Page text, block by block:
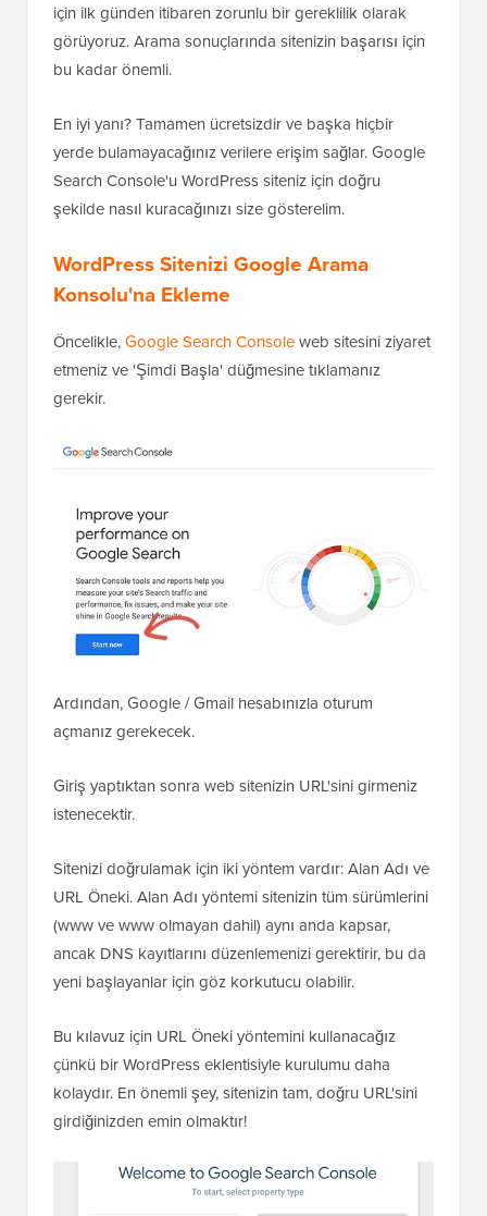
için ilk günden itibaren zorunlu bir gereklilik olarak
görüyoruz. Arama sonuçlarında sitenizin başarısı için
bu kadar önemli.
En iyi yanı? Tamamen ücretsizdir ve başka hiçbir
yerde bulamayacağınız verilere erişim sağlar. Google
Search Console'u WordPress siteniz için doğru
şekilde nasıl kuracağınızı size gösterelim.
WordPress Sitenizi Google Arama
Konsolu'na Ekleme
Öncelikle,Google Search Consoleweb sitesini ziyaret
etmeniz ve 'Şimdi Başla' düğmesine tıklamanız
gerekir.
Ardından, Google / Gmail hesabınızla oturum
açmanız gerekecek.
Giriş yaptıktan sonra web sitenizin URL'sini girmeniz
istenecektir.
Sitenizi doğrulamak için iki yöntem vardır: Alan Adı ve
URL Öneki. Alan Adı yöntemi sitenizin tüm sürümlerini
(www ve www olmayan dahil) aynı anda kapsar,
ancak DNS kayıtlarını düzenlemenizi gerektirir, bu da
yeni başlayanlar için göz korkutucu olabilir.
Bu kılavuz için URL Öneki yöntemini kullanacağız
çünkü bir WordPress eklentisiyle kurulumu daha
kolaydır. En önemli şey, sitenizin tam, doğru URL'sini
girdiğinizden emin olmaktır!